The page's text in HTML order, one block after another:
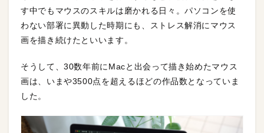
す中でもマウスのスキルは磨かれる日々。パソコンを使
わない部署に異動した時期にも、ストレス解消にマウス
画を描き続けたといいます。
そうして、30数年前にMacと出会って描き始めたマウス
画は、いまや3500点を超えるほどの作品数となっていま
した。